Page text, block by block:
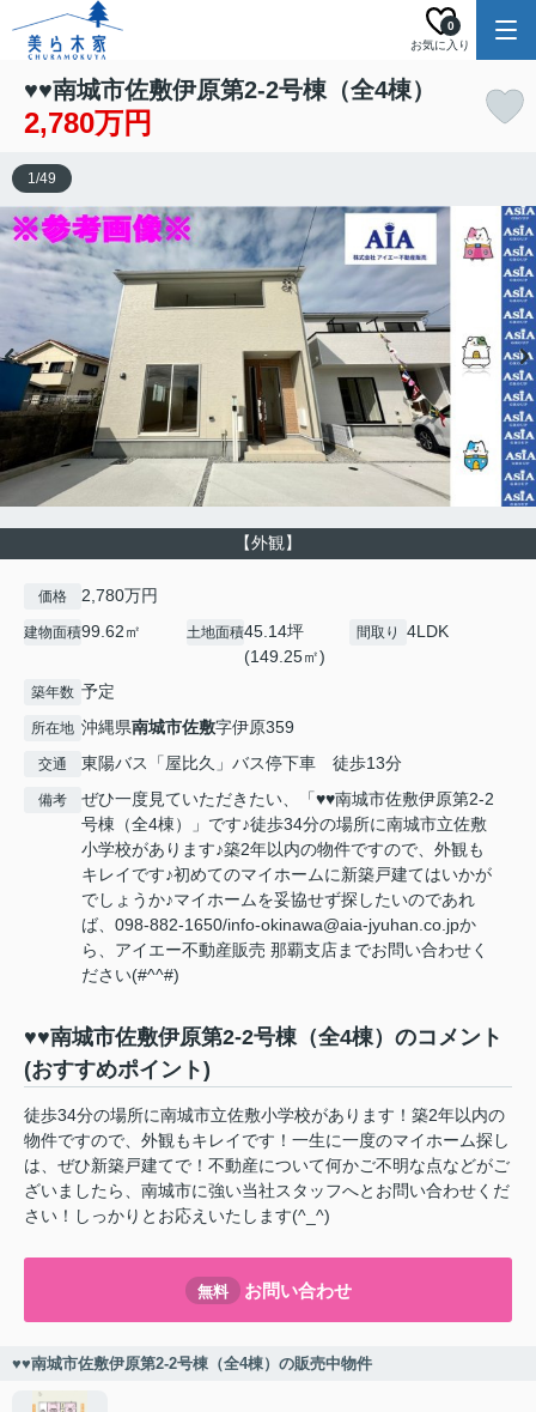
お気に入り
0
♥♥南城市佐敷伊原第2-2号棟（全4棟）
2,780万円
【外観】
1/49
価格 2,780万円
建物面積99.62㎡ 土地面積45.14坪
(149.25㎡)
間取り 4LDK
築年数 予定
所在地 沖縄県南城市佐敷字伊原359
交通 東陽バス「屋比久」バス停下車 徒歩13分
備考
ぜひ一度見ていただきたい、「♥♥南城市佐敷伊原第2-2
号棟（全4棟）」です♪徒歩34分の場所に南城市立佐敷
小学校があります♪築2年以内の物件ですので、外観も
キレイです♪初めてのマイホームに新築戸建てはいかが
でしょうか♪マイホームを妥協せず探したいのであれ
ば、098-882-1650/info-okinawa@aia-jyuhan.co.jpか
ら、アイエー不動産販売 那覇支店までお問い合わせく
ださい(#^^#)
♥♥南城市佐敷伊原第2-2号棟（全4棟）のコメント
(おすすめポイント)
徒歩34分の場所に南城市立佐敷小学校があります！築2年以内の
物件ですので、外観もキレイです！一生に一度のマイホーム探し
は、ぜひ新築戸建てで！不動産について何かご不明な点などがご
ざいましたら、南城市に強い当社スタッフへとお問い合わせくだ
さい！しっかりとお応えいたします(^_^)
無料 お問い合わせ
♥♥南城市佐敷伊原第2-2号棟（全4棟）の販売中物件